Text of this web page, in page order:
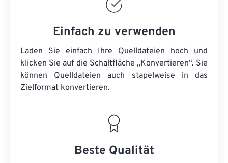
Einfach zu verwenden
Laden Sie einfach Ihre Quelldateien hoch und
klicken Sie auf die Schaltfläche „Konvertieren“. Sie
können Quelldateien auch stapelweise in das
Zielformat konvertieren.
Beste Qualität